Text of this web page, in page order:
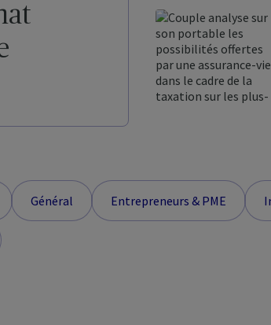
Général Entrepreneurs & PME